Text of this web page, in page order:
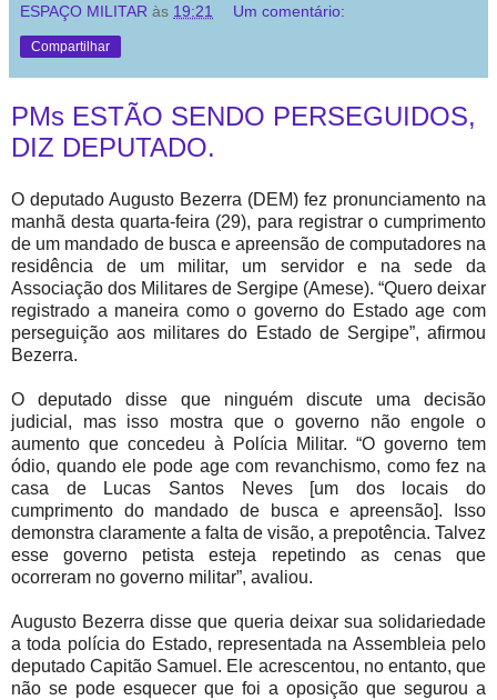
ESPAÇO MILITAR às 19:21 Um comentário:
Compartilhar
PMs ESTÃO SENDO PERSEGUIDOS,
DIZ DEPUTADO.
O deputado Augusto Bezerra (DEM) fez pronunciamento na
manhã desta quarta-feira (29), para registrar o cumprimento
de um mandado de busca e apreensão de computadores na
residência de um militar, um servidor e na sede da
Associação dos Militares de Sergipe (Amese). “Quero deixar
registrado a maneira como o governo do Estado age com
perseguição aos militares do Estado de Sergipe”, afirmou
Bezerra.
O deputado disse que ninguém discute uma decisão
judicial, mas isso mostra que o governo não engole o
aumento que concedeu à Polícia Militar. “O governo tem
ódio, quando ele pode age com revanchismo, como fez na
casa de Lucas Santos Neves [um dos locais do
cumprimento do mandado de busca e apreensão]. Isso
demonstra claramente a falta de visão, a prepotência. Talvez
esse governo petista esteja repetindo as cenas que
ocorreram no governo militar”, avaliou.
Augusto Bezerra disse que queria deixar sua solidariedade
a toda polícia do Estado, representada na Assembleia pelo
deputado Capitão Samuel. Ele acrescentou, no entanto, que
não se pode esquecer que foi a oposição que segurou a